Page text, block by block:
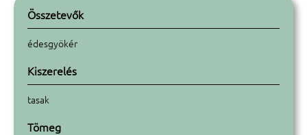
Összetevők
édesgyökér
Kiszerelés
tasak
Tömeg